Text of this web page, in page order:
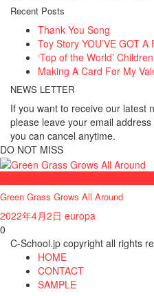
Recent Posts
Thank You Song
Toy Story YOU’VE GOT
‘Top of the World’
Making A Card For My
NEWS LETTER
If you want to receive our latest
please leave your email
you can cancel anytime.
DO NOT MISS
Green Grass Grows All Around
2022年4月2日 europa
0
C-School.jp copyright all rights
HOME
CONTACT
SAMPLE